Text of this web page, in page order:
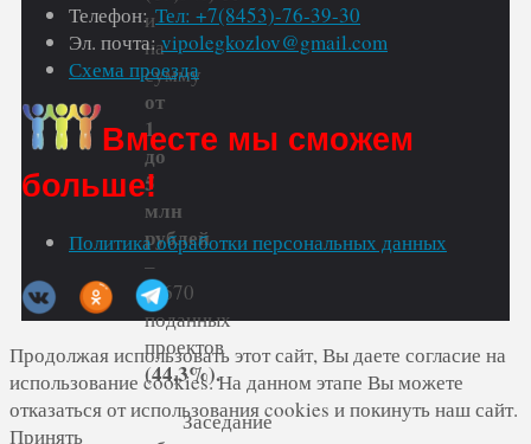
и
на
сумму
от
1
до
5
млн
рублей
–
4 670
поданных
проектов
(44,3%).
Заседание
Телефон:Тел: +7(8453)-76-39-30
Эл. почта:vipolegkozlov@gmail.com
Схема проезда
Вместе мы сможем
больше!
Политика обработки персональных данных
Продолжая использовать этот сайт, Вы даете согласие на
использование cookies. На данном этапе Вы можете
отказаться от использования cookies и покинуть наш сайт.
Принять